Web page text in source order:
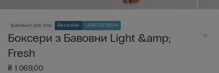
Ідеально для літа Bestseller LIGHT&FRESH
Боксери з Бавовни Light &amp;
Fresh
₴ 1.069,00